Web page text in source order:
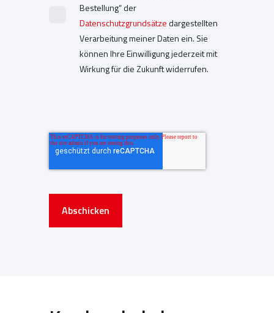
Bestellung“ der
Datenschutzgrundsätzedargestellten
Verarbeitung meiner Daten ein. Sie
können Ihre Einwilligung jederzeit mit
Wirkung für die Zukunft widerrufen.
Abschicken